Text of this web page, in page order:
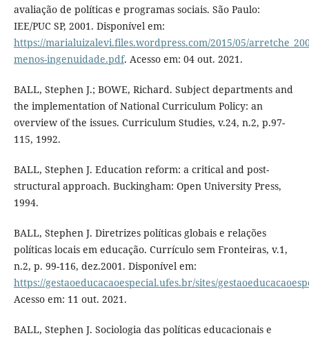
avaliação de políticas e programas sociais. São Paulo:
IEE/PUC SP, 2001. Disponível em:
https://marialuizalevi.files.wordpress.com/2015/05/
menos-ingenuidade.pdf. Acesso em: 04 out. 2021.
BALL, Stephen J.; BOWE, Richard. Subject departments and
the implementation of National Curriculum Policy: an
overview of the issues. Curriculum Studies, v.24, n.2, p.97-
115, 1992.
BALL, Stephen J. Education reform: a critical and post-
structural approach. Buckingham: Open University Press,
1994.
BALL, Stephen J. Diretrizes políticas globais e relações
políticas locais em educação. Currículo sem Fronteiras, v.1,
n.2, p. 99-116, dez.2001. Disponível em:
https://gestaoeducacaoespecial.ufes.br/sites/
Acesso em: 11 out. 2021.
BALL, Stephen J. Sociologia das políticas educacionais e